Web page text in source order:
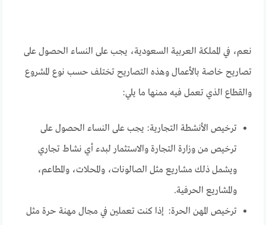
نعم، في المملكة العربية السعودية، يجب على النساء الحصول على
تصاريح خاصة بالأعمال وهذه التصاريح تختلف حسب نوع المشروع
والقطاع الذي تعمل فيه ممنها ما يلي:
ترخيص الأنشطة التجارية: يجب على النساء الحصول على
ترخيص من وزارة التجارة والاستثمار لبدء أي نشاط تجاري
ويشمل ذلك مشاريع مثل الصالونات، والمحلات، والمطاعم،
والمشاريع الحرفية.
ترخيص المهن الحرة: إذا كنت تعملين في مجال مهنة حرة مثل